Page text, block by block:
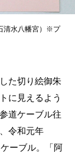
清水八幡宮）※プ
た切り絵御朱
に見えるよう
道ケーブル往
令和元年
ーブル。「阿